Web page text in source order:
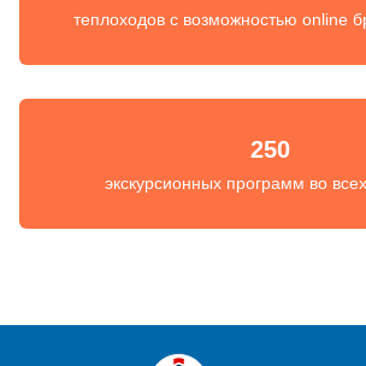
теплоходов с возможностью online
250
экскурсионных программ во